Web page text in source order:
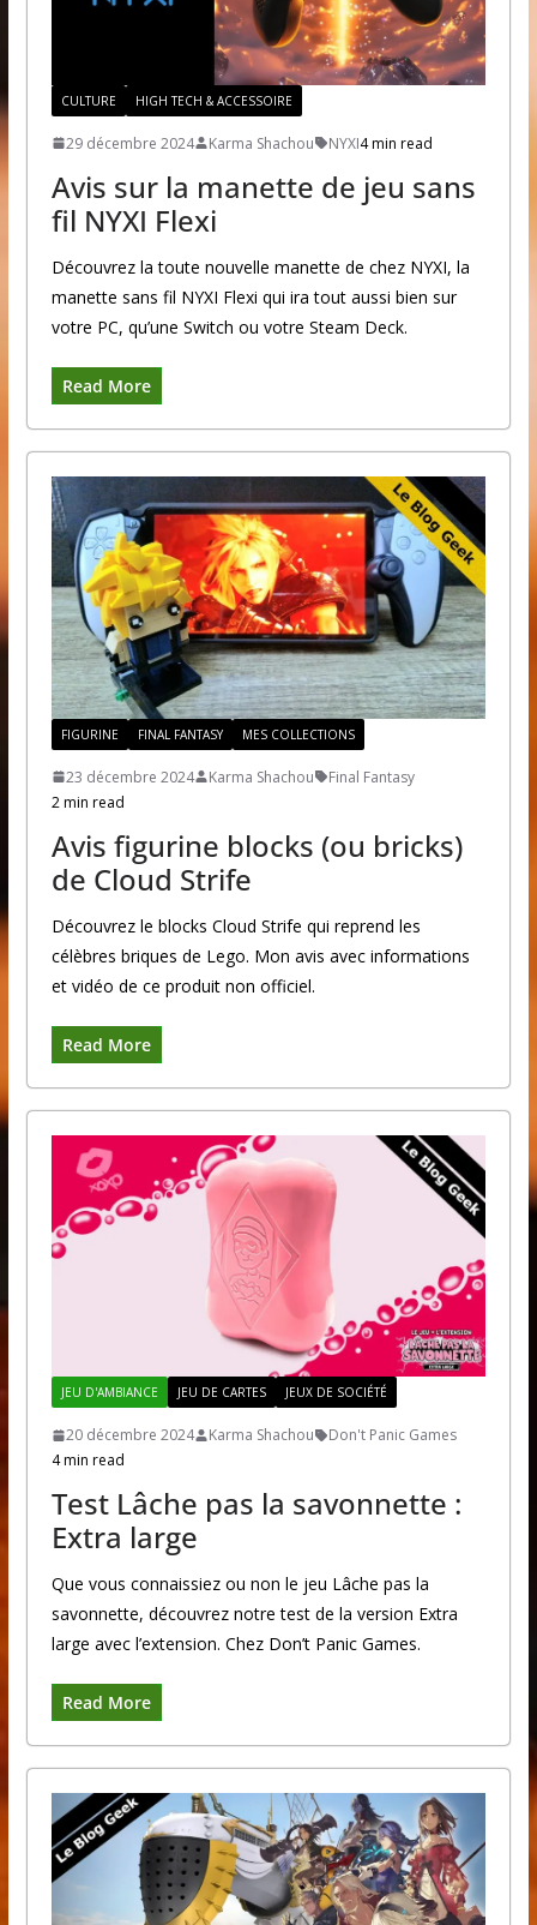
CULTURE HIGH TECH & ACCESSOIRE
29 décembre 2024 Karma Shachou NYXI4 min read
Avis sur la manette de jeu sans
fil NYXI Flexi
Découvrez la toute nouvelle manette de chez NYXI, la
manette sans fil NYXI Flexi qui ira tout aussi bien sur
votre PC, qu’une Switch ou votre Steam Deck.
Read More
FIGURINE FINAL FANTASY MES COLLECTIONS
23 décembre 2024 Karma Shachou
Final Fantasy
2 min read
Avis figurine blocks (ou bricks)
de Cloud Strife
Découvrez le blocks Cloud Strife qui reprend les
célèbres briques de Lego. Mon avis avec informations
et vidéo de ce produit non officiel.
Read More
JEU D'AMBIANCE JEU DE CARTES JEUX DE SOCIÉTÉ
20 décembre 2024 Karma Shachou
Don't Panic Games
4 min read
Test Lâche pas la savonnette :
Extra large
Que vous connaissiez ou non le jeu Lâche pas la
savonnette, découvrez notre test de la version Extra
large avec l’extension. Chez Don’t Panic Games.
Read More